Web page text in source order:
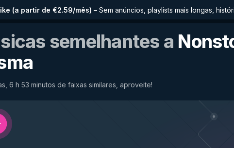
(a partir de €2.59/mês) – Sem anúncios, playlists mais longas,
semelhantes a
6 h 53 minutos de faixas similares, aproveite!